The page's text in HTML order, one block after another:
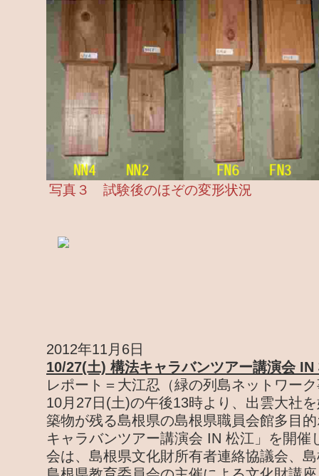
写真３ 試験後のほぞの変形状況
2012年11月6日
10/27(土) 構法キャラバンツアー講演会 IN
レポート＝大江忍（緑の列島ネットワー
10月27日(土)の午後13時より、出雲大社
築物が残る島根県の島根県職員会館多目
キャラバンツアー講演会 IN 松江」を開催
会は、島根県文化財所有者連絡協議会、